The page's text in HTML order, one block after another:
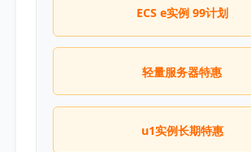
ECS e实例 99计划
轻量服务器特惠
u1实例长期特惠